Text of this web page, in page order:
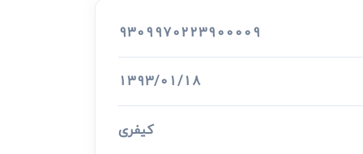
9309970223900009
1393/01/18
کیفری